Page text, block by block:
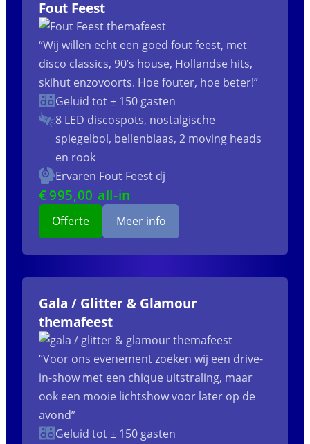
Fout Feest
“Wij willen echt een goed fout feest, met
disco classics, 90’s house, Hollandse hits,
skihut enzovoorts. Hoe fouter, hoe beter!”
Geluid tot ± 150 gasten
8 LED discospots, nostalgische
spiegelbol, bellenblaas, 2 moving heads
en rook
Ervaren Fout Feest dj
€995,00 all-in
Offerte Meer info
Gala / Glitter & Glamour
themafeest
“Voor ons evenement zoeken wij een drive-
in-show met een chique uitstraling, maar
ook een mooie lichtshow voor later op de
avond”
Geluid tot ± 150 gasten